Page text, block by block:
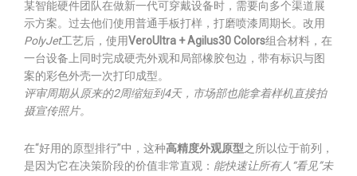
某智能硬件团队在做新一代可穿戴设备时，需要向多个渠道展
示方案。过去他们使用普通手板打样，打磨喷漆周期长。改用
PolyJet工艺后，使用VeroUltra + Agilus30 Colors组合材料，在
一台设备上同时完成硬壳外观和局部橡胶包边，带有标识与图
案的彩色外壳一次打印成型。
评审周期从原来的2周缩短到4天，市场部也能拿着样机直接拍
摄宣传照片。
在“好用的原型排行”中，这种高精度外观原型之所以位于前列，
是因为它在决策阶段的价值非常直观： 能快速让所有人“看见”未